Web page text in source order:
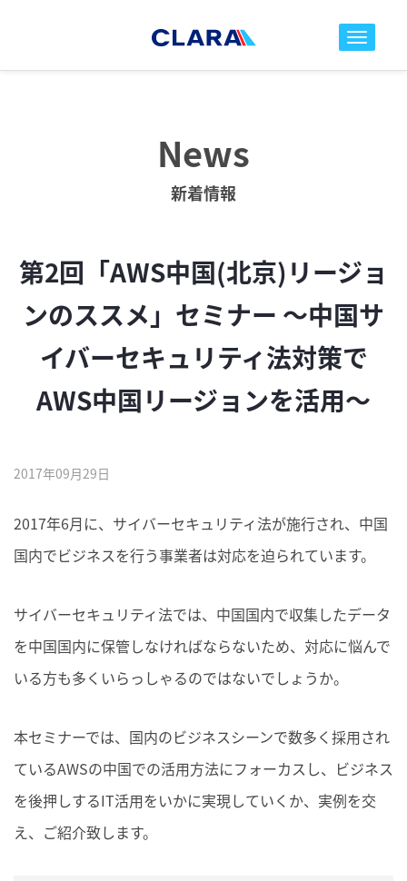
toggle
News
新着情報
第2回「AWS中国(北京)リージョ
ンのススメ」セミナー ～中国サ
イバーセキュリティ法対策で
AWS中国リージョンを活用～
2017年09月29日
2017年6月に、サイバーセキュリティ法が施行され、中国
国内でビジネスを行う事業者は対応を迫られています。
サイバーセキュリティ法では、中国国内で収集したデータ
を中国国内に保管しなければならないため、対応に悩んで
いる方も多くいらっしゃるのではないでしょうか。
本セミナーでは、国内のビジネスシーンで数多く採用され
ているAWSの中国での活用方法にフォーカスし、ビジネス
を後押しするIT活用をいかに実現していくか、実例を交
え、ご紹介致します。